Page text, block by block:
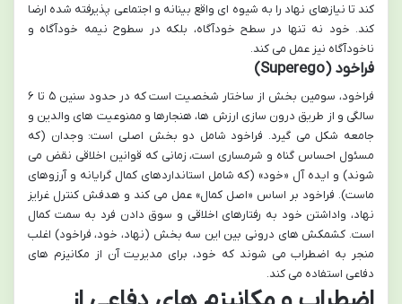
کند تا نیازهای نهاد را به شیوه ای واقع بینانه و اجتماعی پذیرفته شده ارضا
کند. خود نه تنها در سطح خودآگاه، بلکه در سطوح نیمه خودآگاه و
ناخودآگاه نیز عمل می کند.
فراخود (Superego)
فراخود، سومین بخش از ساختار شخصیت است که در حدود سنین ۵ تا ۶
سالگی و از طریق درون سازی ارزش ها، هنجارها و ممنوعیت های والدین و
جامعه شکل می گیرد. فراخود شامل دو بخش اصلی است: وجدان (که
مسئول احساس گناه و شرمساری است، زمانی که قوانین اخلاقی نقض می
شوند) و ایده آل «خود» (که شامل استانداردهای کمال گرایانه و آرزوهای
ماست). فراخود بر اساس «اصل کمال» عمل می کند و هدفش کنترل غرایز
نهاد، واداشتن خود به رفتارهای اخلاقی و سوق دادن فرد به سمت کمال
است. کشمکش های درونی بین این سه بخش (نهاد، خود، فراخود) اغلب
منجر به اضطراب می شوند که خود، برای مدیریت آن از مکانیزم های
دفاعی استفاده می کند.